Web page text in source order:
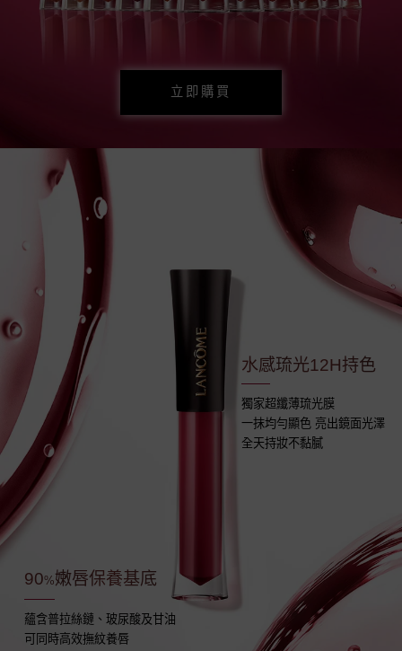
立即購買
90%嫩唇保養基底
蘊含普拉絲鏈、玻尿酸及甘油
可同時高效撫紋養唇
水感琉光12H持色
獨家超纖薄琉光膜
一抹均勻顯色 亮出鏡面光澤
全天持妝不黏膩